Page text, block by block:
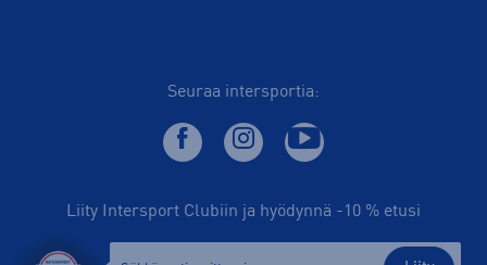
Seuraa intersportia:
Liity Intersport Clubiin ja hyödynnä -10 % etusi